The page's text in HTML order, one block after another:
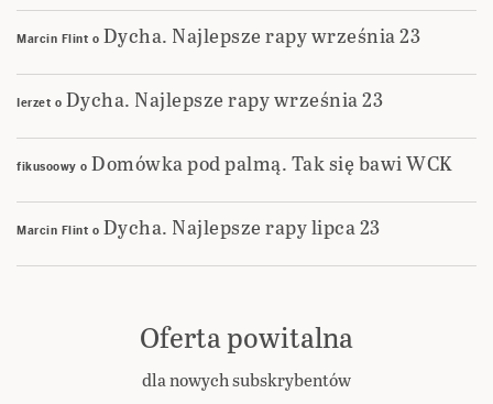
Marcin Flint o Dycha. Najlepsze rapy września 23
Ierzet o Dycha. Najlepsze rapy września 23
fikusoowy o Domówka pod palmą. Tak się bawi WCK
Marcin Flint o Dycha. Najlepsze rapy lipca 23
Oferta powitalna
dla nowych subskrybentów